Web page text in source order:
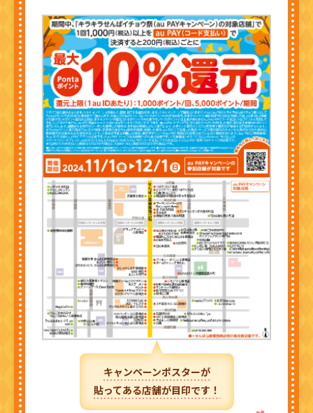
キャンペーンポスターが
貼ってある店舗が目印です！